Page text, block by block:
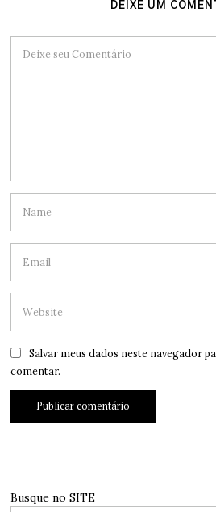
DEIXE UM
Salvar meus dados neste navegador
comentar.
Busque no SITE